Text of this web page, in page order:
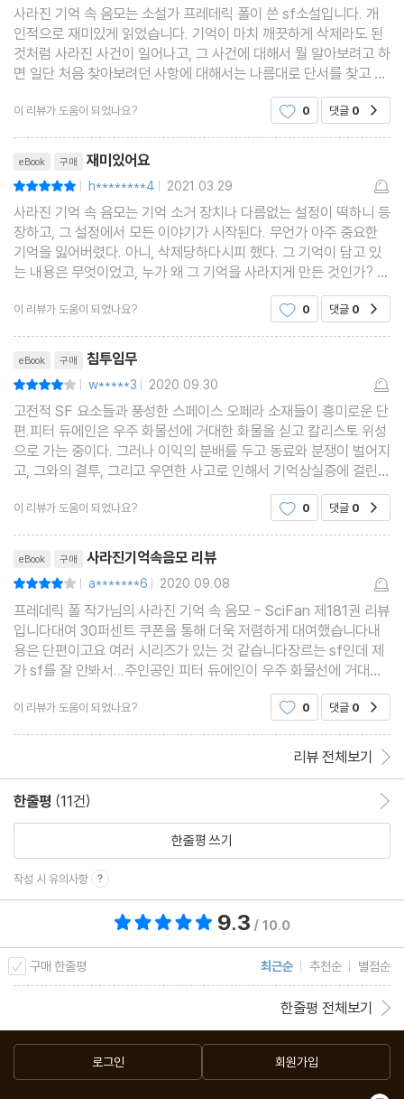
사라진 기억 속 음모는 소설가 프레데릭 폴이 쓴 sf소설입니다. 개
인적으로 재미있게 읽었습니다. 기억이 마치 깨끗하게 삭제라도 된
것처럼 사라진 사건이 일어나고, 그 사건에 대해서 뭘 알아보려고 하
면 일단 처음 찾아보려던 사항에 대해서는 나름대로 단서를 찾고 실
마리가 좀 풀리는 것처럼 보이는 듯하다가, 이내 새로운 사건으로 또
연결되는 등의 이야기가 흥미롭고 재미있게 전
이 리뷰가 도움이 되었나요? 0 댓글 0
eBook 구매 재미있어요
| h********4 | 2021.03.29
사라진 기억 속 음모는 기억 소거 장치나 다름없는 설정이 떡하니 등
장하고, 그 설정에서 모든 이야기가 시작된다. 무언가 아주 중요한
기억을 잃어버렸다. 아니, 삭제당하다시피 했다. 그 기억이 담고 있
는 내용은 무엇이었고, 누가 왜 그 기억을 사라지게 만든 것인가? 그
리고 거기에서 시작해서, 다양한 모험과 엎치락뒤치락하는 첩보전
같은 이야기가 흥미진진하게 전개된다.
이 리뷰가 도움이 되었나요? 0 댓글 0
eBook 구매 침투임무
| w*****3 | 2020.09.30
고전적 SF 요소들과 풍성한 스페이스 오페라 소재들이 흥미로운 단
편.피터 듀에인은 우주 화물선에 거대한 화물을 싣고 칼리스토 위성
으로 가는 중이다. 그러나 이익의 분배를 두고 동료와 분쟁이 벌어지
고, 그와의 결투, 그리고 우연한 사고로 인해서 기억상실증에 걸린
다. 그렇게 칼리스토 위성에 도착한 듀에인 앞에 위성의 총독 안드리
아스가 나타나고, 그는 무작정 화물의 인계를 요
이 리뷰가 도움이 되었나요? 0 댓글 0
eBook 구매 사라진기억속음모 리뷰
| a*******6 | 2020.09.08
프레데릭 폴 작가님의 사라진 기억 속 음모 - SciFan 제181권 리뷰
입니다대여 30퍼센트 쿠폰을 통해 더욱 저렴하게 대여했습니다내
용은 단편이고요 여러 시리즈가 있는 것 같습니다장르는 sf인데 제
가 sf를 잘 안봐서...주인공인 피터 듀에인이 우주 화물선에 거대한
화물을 싣고 칼리스토 위성으로 가면서 벌어지는 일입니다sf에 대
한 지식은 아예 없고 흥미도 별로 없어서 저한텐 그냥
이 리뷰가 도움이 되었나요? 0 댓글 0
리뷰 전체보기
한줄평 (11건)
한줄평 쓰기
작성 시 유의사항
9.3 / 10.0
구매 한줄평 최근순 추천순 별점순
한줄평 전체보기
로그인 회원가입